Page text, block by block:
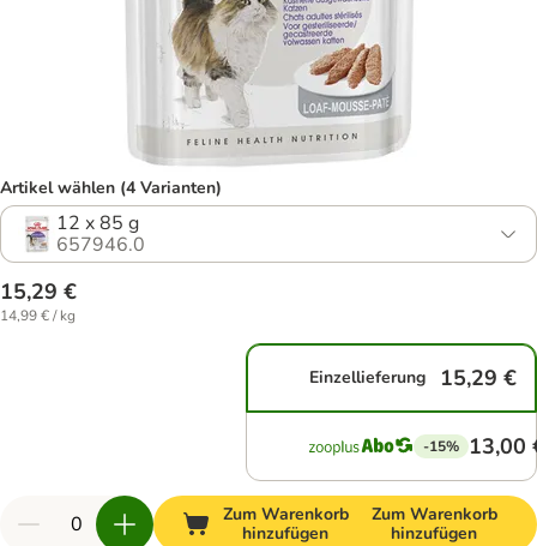
Artikel wählen (4 Varianten)
12 x 85 g
657946.0
15,29 €
14,99 € / kg
Einzellieferung 15,29 €
-15% 13,00
Zum Warenkorb
hinzufügen
Zum Warenkorb
hinzufügen